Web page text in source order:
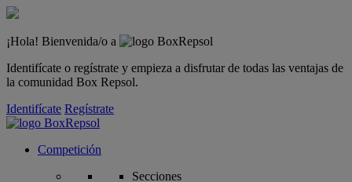
¡Hola! Bienvenida/o a
Identifícate o regístrate y empieza a disfrutar de todas las ventajas de
la comunidad Box Repsol.
Identifícate Regístrate
Competición
Secciones